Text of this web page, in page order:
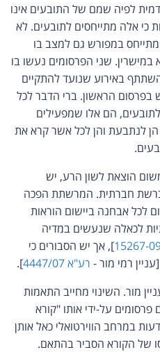
לפיה שמם של התובעים אינו
כי אלה מתייחסים לתובעים. לא
במפורש גם למצב בו
במישרין. שני הפרסומים נעשו בו
באירוע שנועד להתקיים
הראשון. ברי הדבר לכל
הם אלו שמפעילים
לנתבעת והן לכל אשר קרא את
הוצאת לשון הרע, יש
ברשת חברתית. המרשתת הפכה
לכל אבחנה ביישום הוראות
לכאלה שנעשים במדיה
], אך יש הסבורים כי
רמי מור - רע"א 4447/07
].
מור. השינוי מחייב התאמות
פרסומים על-ידי אותו "קורא
במרחב הווירטואלי כאל אותן
של הקורא הסביר בהתאם.